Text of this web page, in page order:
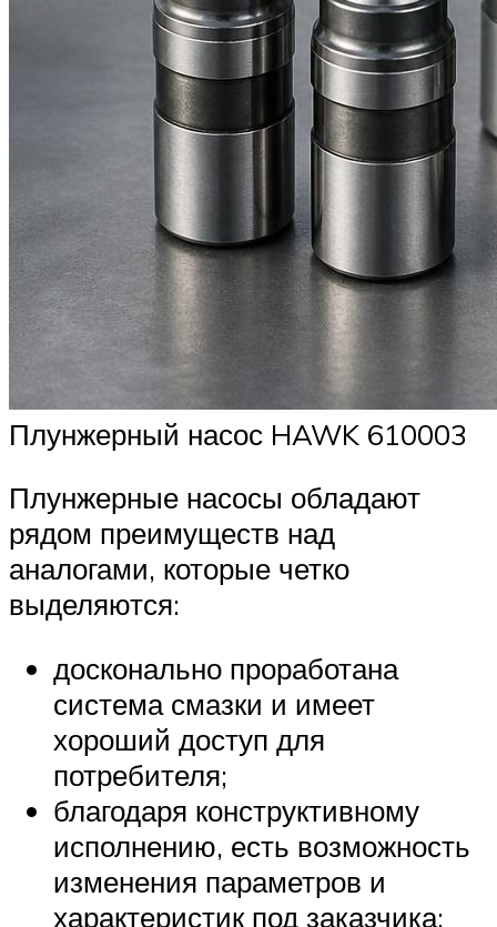
Плунжерный насос HAWK 610003
Плунжерные насосы обладают
рядом преимуществ над
аналогами, которые четко
выделяются:
досконально проработана
система смазки и имеет
хороший доступ для
потребителя;
благодаря конструктивному
исполнению, есть возможность
изменения параметров и
характеристик под заказчика;